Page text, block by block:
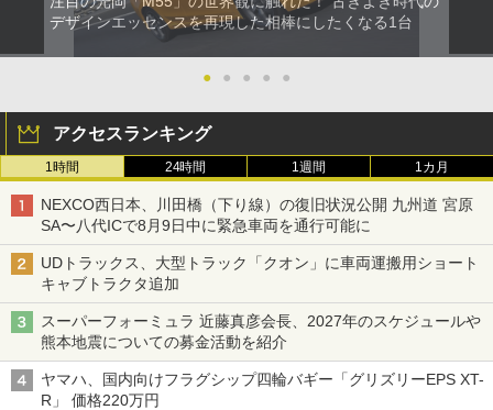
デザインエッセンスを再現した相棒にしたくなる1台
● ● ● ● ●
アクセスランキング
1時間 24時間 1週間 1カ月
NEXCO西日本、川田橋（下り線）の復旧状況公開 九州道 宮原
SA〜八代ICで8月9日中に緊急車両を通行可能に
UDトラックス、大型トラック「クオン」に車両運搬用ショート
キャブトラクタ追加
スーパーフォーミュラ 近藤真彦会長、2027年のスケジュールや
熊本地震についての募金活動を紹介
ヤマハ、国内向けフラグシップ四輪バギー「グリズリーEPS XT-
R」 価格220万円